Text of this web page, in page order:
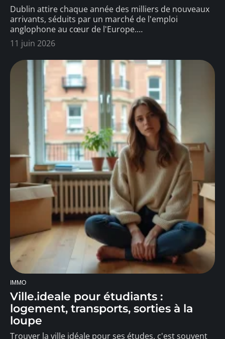
Dublin attire chaque année des milliers de nouveaux
arrivants, séduits par un marché de l'emploi
anglophone au cœur de l'Europe.…
11 juin 2026
IMMO
Ville.ideale pour étudiants :
logement, transports, sorties à la
loupe
Trouver la ville idéale pour ses études, c'est souvent